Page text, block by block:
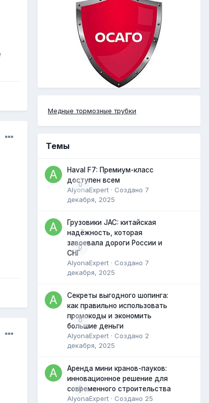
Медные тормозные трубки
Темы
0
Haval F7: Премиум-класс
доступен всем
AlyonaExpert · Создано 7
декабря, 2025
0
Грузовики JAC: китайская
надёжность, которая
завоевала дороги России и
СНГ
AlyonaExpert · Создано 7
декабря, 2025
0
Секреты выгодного шопинга:
как правильно использовать
промокоды и экономить
большие деньги
AlyonaExpert · Создано 2
декабря, 2025
0
Аренда мини кранов-пауков:
инновационное решение для
современного строительства
AlyonaExpert · Создано 25